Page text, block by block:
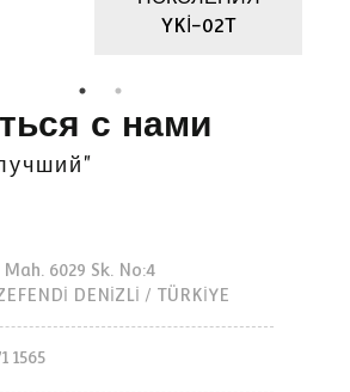
YKİ-02T
с нами
6029 Sk. No:4
DENİZLİ / TÜRKİYE
1565